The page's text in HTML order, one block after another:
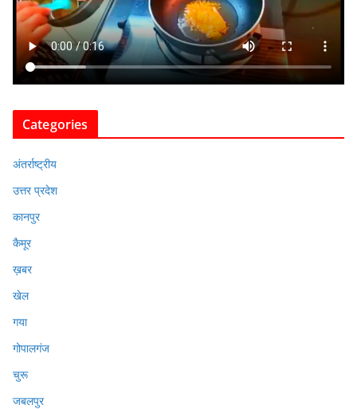
Categories
अंतर्राष्ट्रीय
उत्तर प्रदेश
कानपुर
कैमूर
ख़बर
खेल
गया
गोपालगंज
चुरू
जबलपुर